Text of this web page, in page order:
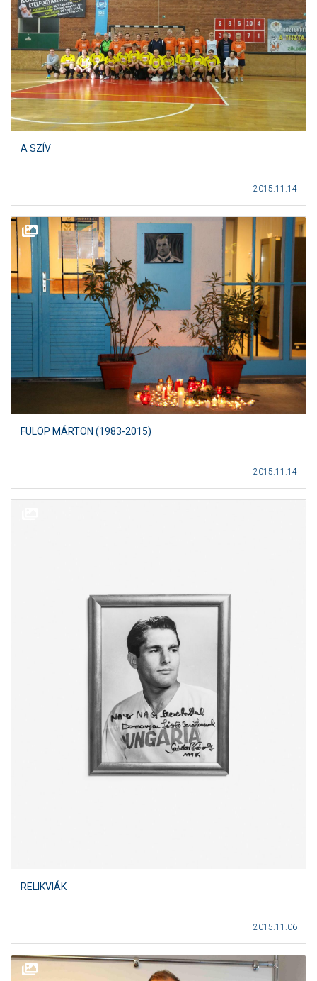
A SZÍV
2015.11.14
FÜLÖP MÁRTON (1983-2015)
2015.11.14
RELIKVIÁK
2015.11.06